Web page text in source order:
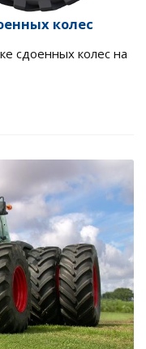
колес
сдоенных колес на